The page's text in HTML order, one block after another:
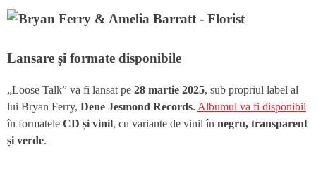
Lansare și formate disponibile
„Loose Talk” va fi lansat pe 28 martie 2025, sub propriul label al
lui Bryan Ferry, Dene Jesmond Records. Albumul va fi disponibil
în formatele CD și vinil, cu variante de vinil în negru, transparent
și verde.